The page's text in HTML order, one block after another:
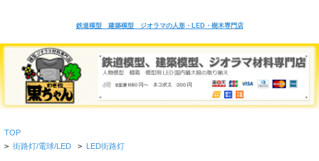
鉄道模型 建築模型 ジオラマの人形・LED・樹木専門店
TOP
> 街路灯/電球/LED > LED街路灯